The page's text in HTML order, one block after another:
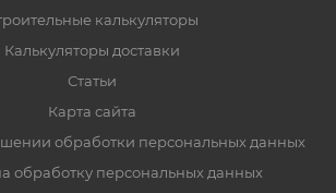
калькуляторы
Калькуляторы доставки
Статьи
Карта сайта
обработки персональных данных
обработку персональных данных